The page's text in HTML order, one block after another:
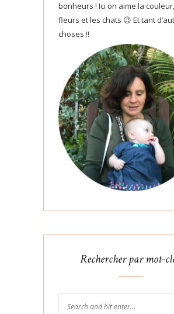
bonheurs ! Ici on aime la
fleurs et les chats 😉 Et tant
choses !!
Rechercher par mot-